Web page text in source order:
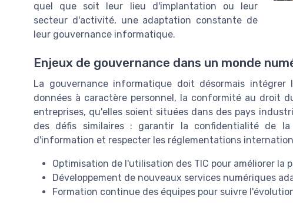
quel que soit leur lieu d'implantation ou leur
secteur d'activité, une adaptation constante de
leur gouvernance informatique.
Enjeux de gouvernance dans un monde
La gouvernance informatique doit désormais
données à caractère personnel, la conformité au droit
entreprises, qu'elles soient situées dans des pays
des défis similaires : garantir la confidentialité de
d'information et respecter les réglementations
Optimisation de l'utilisation des TIC pour améliorer la
Développement de nouveaux services numériques
Formation continue des équipes pour suivre